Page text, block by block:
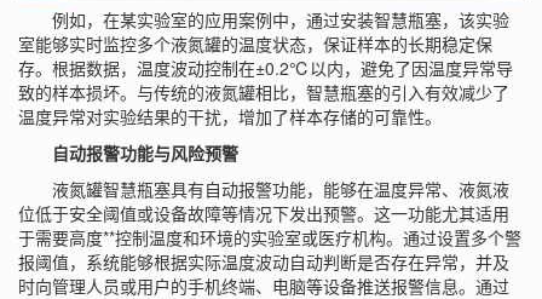
例如，在某实验室的应用案例中，通过安装智慧瓶塞，该实验
室能够实时监控多个液氮罐的温度状态，保证样本的长期稳定保
存。根据数据，温度波动控制在±0.2℃以内，避免了因温度异常导
致的样本损坏。与传统的液氮罐相比，智慧瓶塞的引入有效减少了
温度异常对实验结果的干扰，增加了样本存储的可靠性。
自动报警功能与风险预警
液氮罐智慧瓶塞具有自动报警功能，能够在温度异常、液氮液
位低于安全阈值或设备故障等情况下发出预警。这一功能尤其适用
于需要高度**控制温度和环境的实验室或医疗机构。通过设置多个警
报阈值，系统能够根据实际温度波动自动判断是否存在异常，并及
时向管理人员或用户的手机终端、电脑等设备推送报警信息。通过